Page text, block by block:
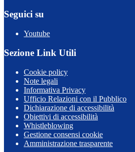
Seguici su
Youtube
Sezione Link Utili
Cookie policy
Note legali
Informativa Privacy
Ufficio Relazioni con il Pubblico
Dichiarazione di accessibilità
Obiettivi di accessibilità
Whistleblowing
Gestione consensi cookie
Amministrazione trasparente